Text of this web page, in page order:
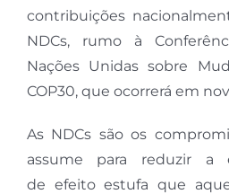
contribuições
NDCs, rumo à
Nações Unidas sobre
COP30, que ocorrerá em
As NDCs são os
assume para reduzir a
de efeito estufa que